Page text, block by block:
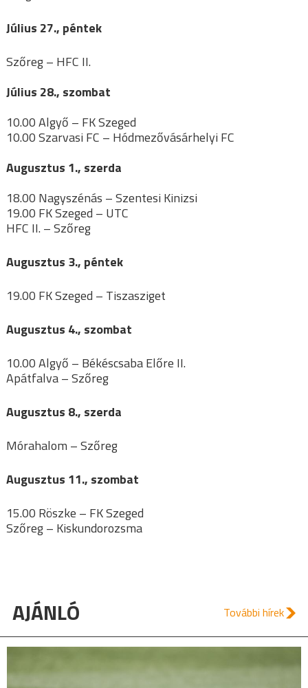
Július 27., péntek
Szőreg – HFC II.
Július 28., szombat
10.00 Algyő – FK Szeged
10.00 Szarvasi FC – Hódmezővásárhelyi FC
Augusztus 1., szerda
18.00 Nagyszénás – Szentesi Kinizsi
19.00 FK Szeged – UTC
HFC II. – Szőreg
Augusztus 3., péntek
19.00 FK Szeged – Tiszasziget
Augusztus 4., szombat
10.00 Algyő – Békéscsaba Előre II.
Apátfalva – Szőreg
Augusztus 8., szerda
Mórahalom – Szőreg
Augusztus 11., szombat
15.00 Röszke – FK Szeged
Szőreg – Kiskundorozsma
AJÁNLÓ További hírek